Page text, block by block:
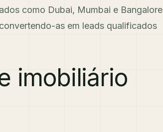
como Dubai, Mumbai e Bangalore
as em leads qualificados
imobiliário